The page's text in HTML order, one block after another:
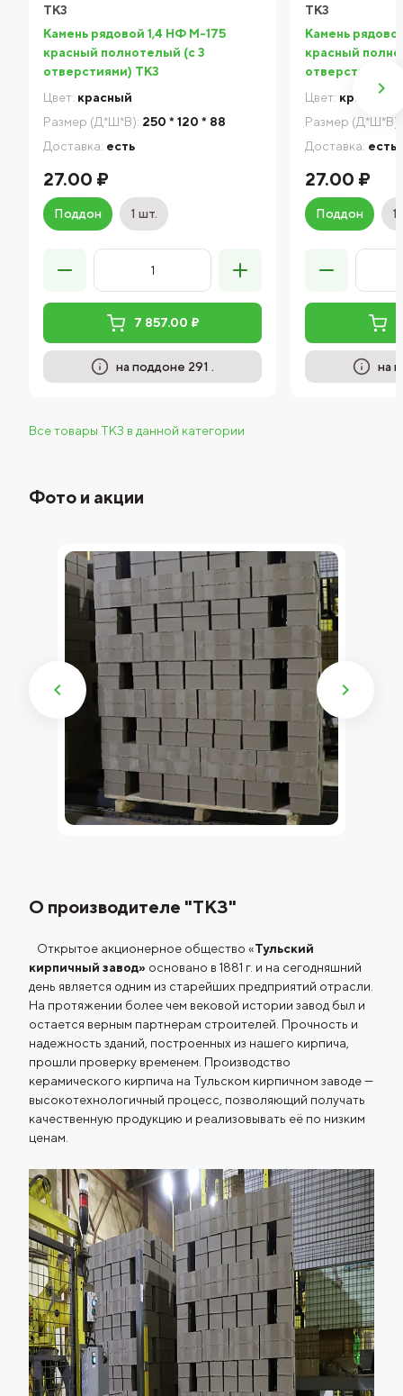
ТКЗ
Камень рядовой 1,4 НФ М-175
красный полнотелый (с 3
отверстиями) ТКЗ
Цвет: красный
Размер (Д*Ш*В): 250 * 120 * 88
Доставка: есть
27.00 ₽
Поддон 1 шт.
7 857.00 ₽
на поддоне 291 .
ТКЗ
Камень
красный
отверстиями)
Цвет: красный
Размер (Д*Ш*В):
Доставка: есть
27.00 ₽
Поддон 1
на
Все товары ТКЗ в данной категории
Фото и акции
О производителе "ТКЗ"
Открытое акционерное общество «Тульский
кирпичный завод» основано в 1881 г. и на сегодняшний
день является одним из старейших предприятий отрасли.
На протяжении более чем вековой истории завод был и
остается верным партнерам строителей. Прочность и
надежность зданий, построенных из нашего кирпича,
прошли проверку временем. Производство
керамического кирпича на Тульском кирпичном заводе —
высокотехнологичный процесс, позволяющий получать
качественную продукцию и реализовывать её по низким
ценам.